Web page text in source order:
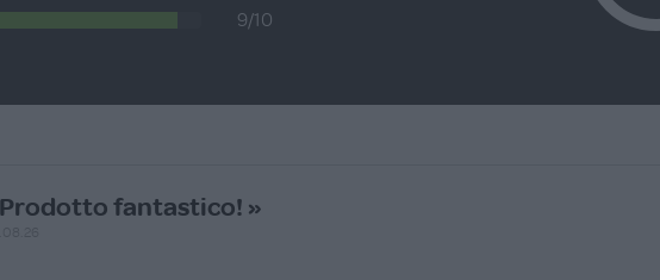
9/10
fantastico! »